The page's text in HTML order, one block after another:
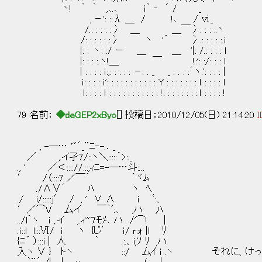
ヽ! ｀ ｀ ,､.､ ｉ｀ ‐ ´ / _ どうやら僕の
,.－': ::λ ＿ / !､ / ⅵ_
/.: : : : :冫 ＿ ＿￣冫: : : :.ヽ
/: : : : : :冫 ヽ '´ 冫.: : : : :.ｉ
|: : 丶: :/ ー ＿ ＿ '|: /.: : : : ｌ
|: : : :.ヽ!＿. ￣ !:': :/: : : ｌ
| : : : : ｉ:,: : : : : －. . _ _ . . : :´ヽ:': : : : |
ｉ: : : : ｉ': : : : : : : : : : : Y : : : : : : : ｌ : : : : ｌ
ｌ: : : : ｌ : : : : : : : : : : : !: : : : : : : :.ｌ : : : : !
79 名前： ◆deGEP2xByo [] 投稿日：2010/12/05(日) 21:14:20
, -─… '"´_¨ﾆ‐-.．_
／ ,.イ孑7/::ヽ＼:::::｀>:._
., ' ／＜:::://:::;ｨﾆ=-─…斗:..、
′ /〈::::7 ／￣´ ｀ヾﾑ
./∧∨´ ﾊ ヽ ﾍ.
./ i/:::::j′ / , ' ∨ ∧ ｉ ﾞ:、
′／⌒V 厶イ ￣｀ﾞ:､ ,ハ ,ﾊ
../l｀ヽ ｉ ,.イ ,.ィ''７ﾓﾒ､ ハ /'⌒! |
.ｉ::l l:::Ⅵ/ i ヽ {じ′ ｉ/ r:ｫ |l ﾘ
{ﾆ´ ）:::i | 人 ｀ .:.、i;ｿ ﾘ ,ハ
入ヽ ∨ } トヽ ::/ 厶ｲ ｉ .ヽ それに、けっきょく美